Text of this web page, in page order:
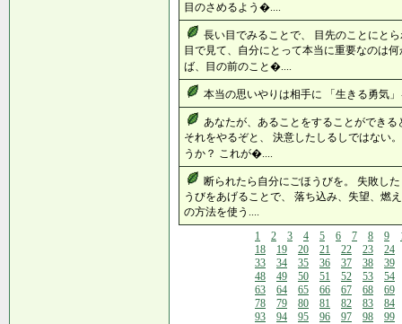
目のさめるよう�....
長い目でみることで、 目先のことにと
目で見て、自分にとって本当に重要なのは
ば、目の前のこと�....
本当の思いやりは相手に 「生きる勇気
あなたが、あることをすることができ
それをやるぞと、 決意したしるしではない
うか？ これが�....
断られたら自分にごほうびを。 失敗し
うびをあげることで、 落ち込み、失望、燃
の方法を使う....
1 2 3 4 5 6 7 8 9
18
19 20 21 22 23
24
33
34 35 36 37 38
39
48
49 50 51 52 53
54
63
64 65 66 67 68
69
78
79 80 81 82 83
84
93
94 95 96 97 98
99